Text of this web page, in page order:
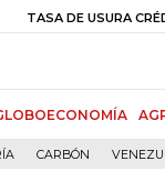
DE USURA CRÉDITO
CARBÓN